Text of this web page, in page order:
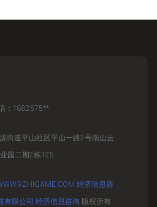
：1882575**
街道平山社区平山一路2号南山云
园二期2栋125
经济信息咨
有限公司 经济信息咨询 版权所有